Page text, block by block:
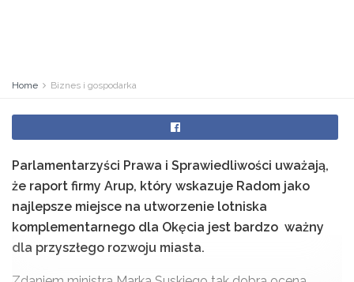
Home Biznes i gospodarka
Parlamentarzyści Prawa i Sprawiedliwości uważają,
że raport firmy Arup, który wskazuje Radom jako
najlepsze miejsce na utworzenie lotniska
komplementarnego dla Okęcia jest bardzo ważny
dla przyszłego rozwoju miasta.